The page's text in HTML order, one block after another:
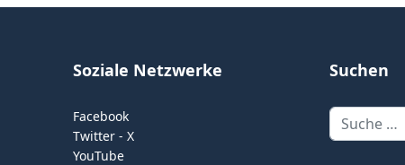
Soziale Netzwerke
Facebook
Twitter - X
YouTube
Suchen
Suchen